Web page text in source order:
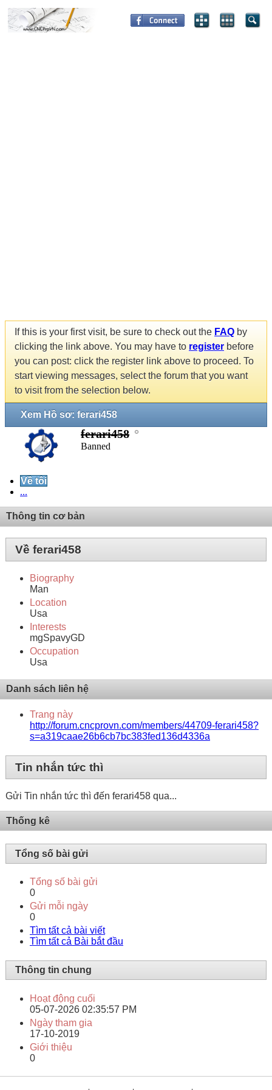
If this is your first visit, be sure to check out the FAQ by
clicking the link above. You may have to register before
you can post: click the register link above to proceed. To
start viewing messages, select the forum that you want
to visit from the selection below.
Xem Hồ sơ: ferari458
ferari458
Banned
Về tôi
...
Thông tin cơ bản
Về ferari458
Biography
Man
Location
Usa
Interests
mgSpavyGD
Occupation
Usa
Danh sách liên hệ
Trang này
http://forum.cncprovn.com/members/44709-ferari458?
s=a319caae26b6cb7bc383fed136d4336a
Tin nhắn tức thì
Gửi Tin nhắn tức thì đến ferari458 qua...
Thống kê
Tổng số bài gửi
Tổng số bài gửi
0
Gửi mỗi ngày
0
Tìm tất cả bài viết
Tìm tất cả Bài bắt đầu
Thông tin chung
Hoạt động cuối
05-07-2026 02:35:57 PM
Ngày tham gia
17-10-2019
Giới thiệu
0